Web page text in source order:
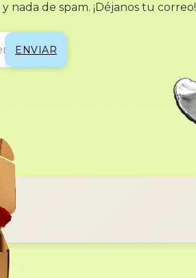
nada de spam. ¡Déjanos tu correo!